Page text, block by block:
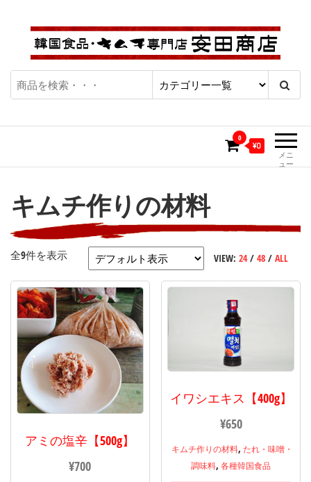
キ
キムチ通販・韓国食品通販専門
ショップ「安田商店」
| キムチ・カクテギ・チャ
り続けて50年、本場の味を
お届け致します。
メニ
ュー
0
¥0
キムチ作りの材料
VIEW: 24 / 48 / ALL
全9件を表示
アミの塩辛【500g】
¥700
イワシエキス【400g】
¥650
キムチ作りの材料, たれ・味噌・
調味料, 各種韓国食品